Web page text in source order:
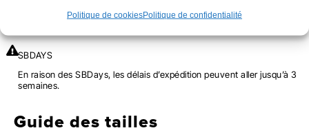
Politique de cookiesPolitique de confidentialité
Les commandes effectuées avant 12h sont expédiées le jour même,
SBDAYS
En raison des SBDays, les délais d’expédition peuvent aller jusqu’à 3
semaines.
Guide des tailles